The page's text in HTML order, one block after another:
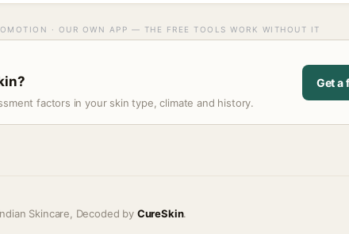
· OUR OWN APP — THE FREE TOOLS WORK WITHOUT IT
factors in your skin type, climate and history.
Get a
Skincare, Decoded by CureSkin.